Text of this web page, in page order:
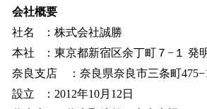
会社概要
社名 ：株式会社誠勝
本社 ：東京都新宿区余丁町７−１ 発
奈良支店 ：奈良県奈良市三条町
設立 ：2012年10月12日